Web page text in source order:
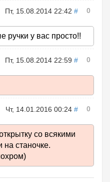
Пт, 15.08.2014 22:42 # 0
ручки у вас просто!!
Пт, 15.08.2014 22:59 # 0
Чт, 14.01.2016 00:24 # 0
со всякими
станочке.